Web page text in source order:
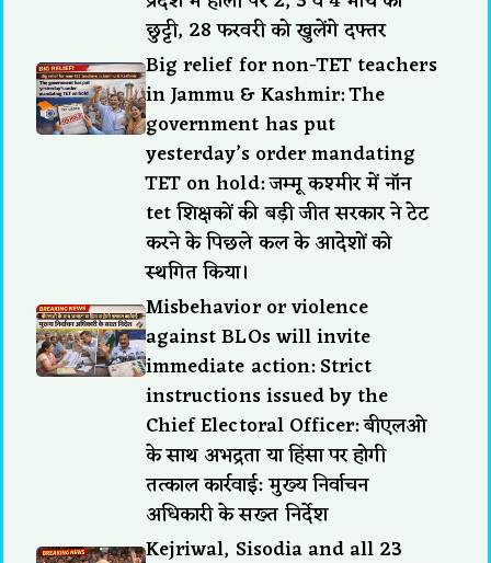
छुट्टी, 28 फरवरी को खुलेंगे दफ्तर
Big relief for non-TET teachers
in Jammu & Kashmir: The
government has put
yesterday’s order mandating
TET on hold: जम्मू कश्मीर में नॉन
tet शिक्षकों की बड़ी जीत सरकार ने टेट
करने के पिछले कल के आदेशों को
स्थगित किया।
Misbehavior or violence
against BLOs will invite
immediate action: Strict
instructions issued by the
Chief Electoral Officer: बीएलओ
के साथ अभद्रता या हिंसा पर होगी
तत्काल कार्रवाई: मुख्य निर्वाचन
अधिकारी के सख्त निर्देश
Kejriwal, Sisodia and all 23